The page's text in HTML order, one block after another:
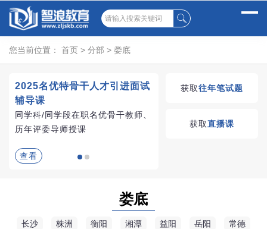
您当前位置： 首页 > 分部 > 娄底
2025名优特骨干人才引进面试
辅导课
同学科/同学段在职名优骨干教师、
历年评委导师授课
查看
湖南教师招聘考试优
获取往年笔试题
获取直播课
娄底
长沙 株洲 衡阳 湘潭 益阳 岳阳
常德